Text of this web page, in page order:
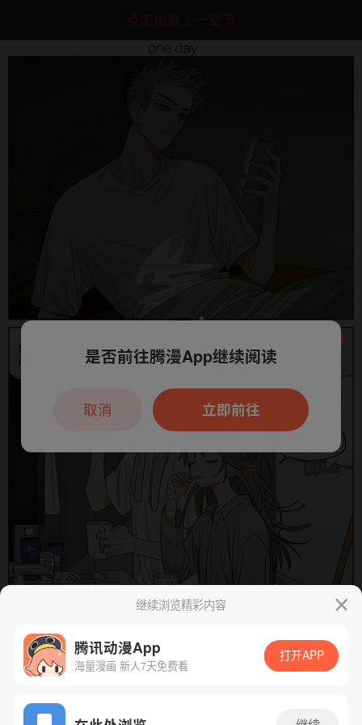
点击加载上一章节
App免费看
继续浏览精彩内容
腾讯动漫App
海量漫画 新人7天免费看
打开APP
本章节仅支持App阅读，可打开App新用
户7天免费看
是否前往腾漫App继续阅读
立即前往
取消